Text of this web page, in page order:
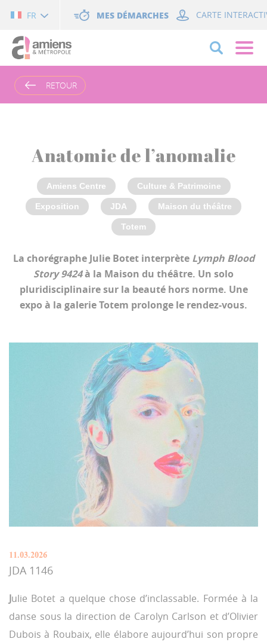
FR MES DÉMARCHES CARTE
RETOUR
Anatomie de l’anomalie
Amiens Centre Culture & Patrimoine
Exposition JDA Maison du théâtre
Totem
La chorégraphe Julie Botet interprète Lymph Blood
Story 9424à la Maison du théâtre. Un solo
pluridisciplinaire sur la beauté hors norme. Une
expo à la galerie Totem prolonge le rendez-vous.
11.03.2026
JDA 1146
Julie Botet a quelque chose d’inclassable. Formée à la
danse sous la direction de Carolyn Carlson et d’Olivier
Dubois à Roubaix, elle élabore aujourd’hui son propre